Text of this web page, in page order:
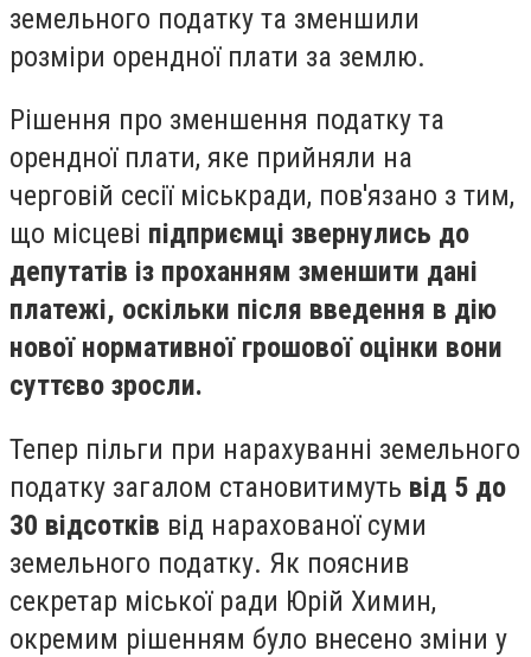
земельного податку та зменшили
розміри орендної плати за землю.
Рішення про зменшення податку та
орендної плати, яке прийняли на
черговій сесії міськради, пов'язано з тим,
що місцеві підприємці звернулись до
депутатів із проханням зменшити дані
платежі, оскільки після введення в дію
нової нормативної грошової оцінки вони
суттєво зросли.
Тепер пільги при нарахуванні земельного
податку загалом становитимуть від 5 до
30 відсотків від нарахованої суми
земельного податку. Як пояснив
секретар міської ради Юрій Химин,
окремим рішенням було внесено зміни у